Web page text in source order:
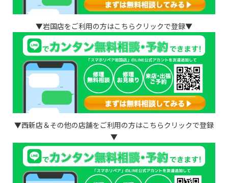
▼岩国店をご利用の方はこちらクリックで登録▼
▼西新店＆その他の店舗をご利用の方はこちらクリックで登録
▼